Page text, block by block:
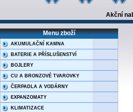
Akční
Menu zboží
AKUMULAČNÍ KAMNA
BATERIE A PŘÍSLUŠENSTVÍ
BOJLERY
CU A BRONZOVÉ TVAROVKY
ČERPADLA A VODÁRNY
EXPANZOMATY
KLIMATIZACE